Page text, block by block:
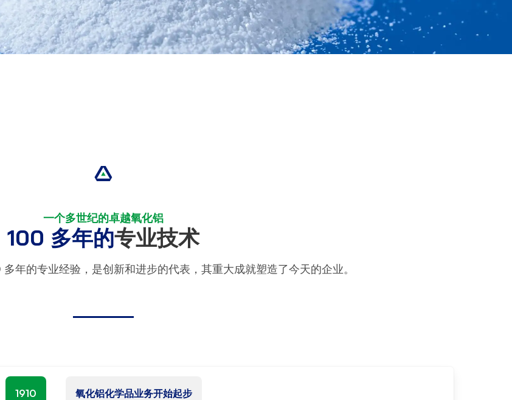
一个多世纪的卓越氧化铝
100 多年的专业技术
年的专业经验，是创新和进步的代表，其重大成就塑造了今天的企业。
1910 氧化铝化学品业务开始起步